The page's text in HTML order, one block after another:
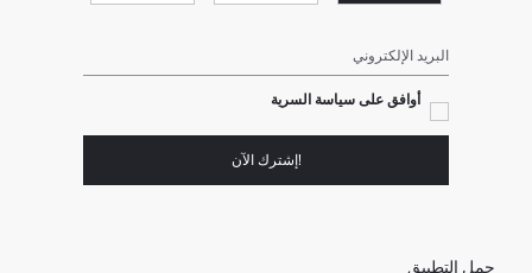
البريد الإلكتروني
أوافق على سياسة السرية
!إشترك الآن
حمل التطبيق